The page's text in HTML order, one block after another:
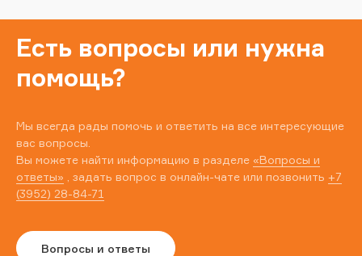
Есть вопросы или нужна
помощь?
Мы всегда рады помочь и ответить на все интересующие
вас вопросы.
Вы можете найти информацию в разделе «Вопросы и
ответы» , задать вопрос в онлайн-чате или позвонить +7
(3952) 28-84-71
Вопросы и ответы